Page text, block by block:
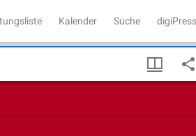
Kalender Suche digiPress